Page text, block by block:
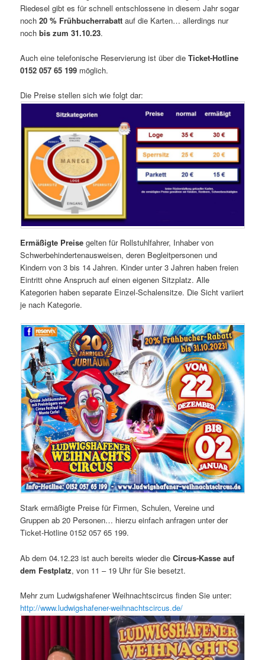
Riedesel gibt es für schnell entschlossene in diesem Jahr sogar
noch20 % Frühbucherrabatt auf die Karten… allerdings nur
nochbis zum 31.10.23.
Auch eine telefonische Reservierung ist über dieTicket-Hotline
0152 057 65 199 möglich.
Die Preise stellen sich wie folgt dar:
Ermäßigte Preise gelten für Rollstuhlfahrer, Inhaber von
Schwerbehindertenausweisen, deren Begleitpersonen und
Kindern von 3 bis 14 Jahren. Kinder unter 3 Jahren haben freien
Eintritt ohne Anspruch auf einen eigenen Sitzplatz. Alle
Kategorien haben separate Einzel-Schalensitze. Die Sicht variiert
je nach Kategorie.
Stark ermäßigte Preise für Firmen, Schulen, Vereine und
Gruppen ab 20 Personen… hierzu einfach anfragen unter der
Ticket-Hotline 0152 057 65 199.
Ab dem 04.12.23 ist auch bereits wieder dieCircus-Kasse auf
dem Festplatz, von 11 – 19 Uhr für Sie besetzt.
Mehr zum Ludwigshafener Weihnachtscircus finden Sie unter:
http://www.ludwigshafener-weihnachtscircus.de/